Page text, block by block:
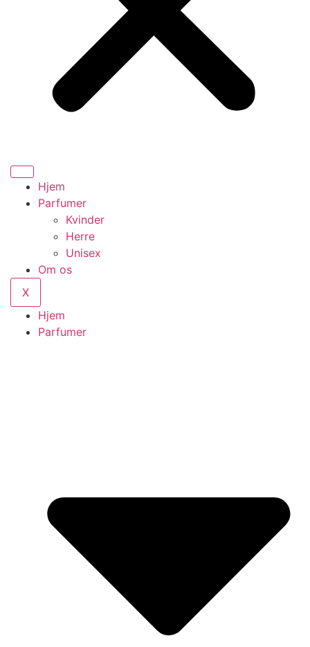
Hjem
Parfumer
Kvinder
Herre
Unisex
Om os
X
Hjem
Parfumer